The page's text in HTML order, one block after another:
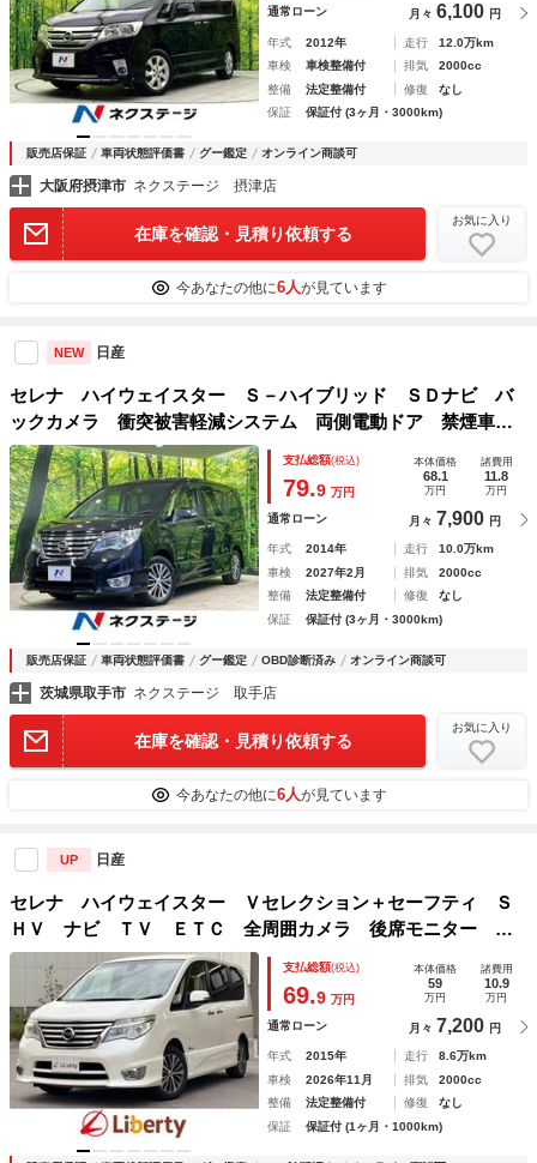
通常ローン 月々 6,100 円
年式 2012年 走行
12.0万km
車検
車検整備付 排気
2000cc
整備
法定整備付 修復
なし
保証
保証付 (3ヶ月・3000km)
販売店保証 車両状態評価書 グー鑑定 オンライン商談可
大阪府摂津市 ネクステージ 摂津店
在庫を確認・見積り依頼する
お気に入り
今あなたの他に6人が見ています
NEW 日産
セレナ ハイウェイスター Ｓ－ハイブリッド ＳＤナビ バ
ックカメラ 衝突被害軽減システム 両側電動ドア 禁煙車
スマートキー ＥＴＣ クルコン オートライト オートエア
コン 純正１６インチＡＷ Ｂｌｕｅｔｏｏｔｈ ＣＤ／ＤＶ
Ｄ再生 フルセグ
支払総額(税込)
79.9 万円
本体価格
68.1
万円
諸費用
11.8
万円
通常ローン 月々 7,900 円
年式 2014年 走行
10.0万km
車検
2027年2月 排気
2000cc
整備
法定整備付 修復
なし
保証
保証付 (3ヶ月・3000km)
販売店保証 車両状態評価書 グー鑑定 OBD診断済み オンライン商談可
茨城県取手市 ネクステージ 取手店
在庫を確認・見積り依頼する
お気に入り
今あなたの他に6人が見ています
UP 日産
セレナ ハイウェイスター Ｖセレクション＋セーフティ Ｓ
ＨＶ ナビ ＴＶ ＥＴＣ 全周囲カメラ 後席モニター ク
リアランスソナー オートクルーズコントロール レーンアシ
スト 衝突被害軽減システム 両側電動スライドドア ＬＥＤ
ヘッドランプ スマートキー
支払総額(税込)
69.9 万円
本体価格
59
万円
諸費用
10.9
万円
通常ローン 月々 7,200 円
年式 2015年 走行
8.6万km
車検
2026年11月 排気
2000cc
整備
法定整備付 修復
なし
保証
保証付 (1ヶ月・1000km)